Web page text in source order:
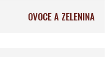
OVOCE A ZELENINA